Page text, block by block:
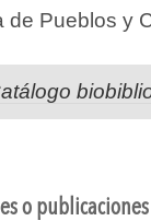
de Pueblos y
o publicaciones